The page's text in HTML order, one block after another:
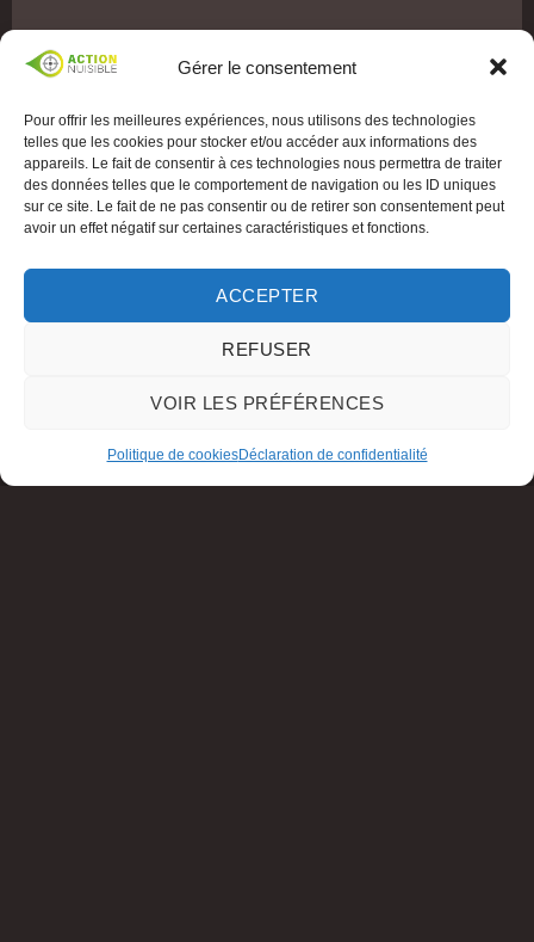
Gérer le consentement
Pour offrir les meilleures expériences, nous utilisons des technologies
telles que les cookies pour stocker et/ou accéder aux informations des
appareils. Le fait de consentir à ces technologies nous permettra de traiter
des données telles que le comportement de navigation ou les ID uniques
sur ce site. Le fait de ne pas consentir ou de retirer son consentement peut
avoir un effet négatif sur certaines caractéristiques et fonctions.
ACCEPTER
REFUSER
VOIR LES PRÉFÉRENCES
Politique de cookiesDéclaration de confidentialité